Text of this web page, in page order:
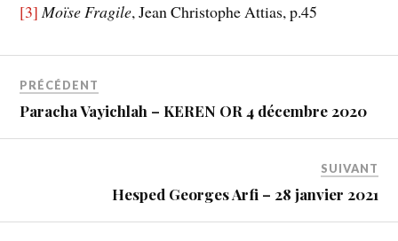
[3] Moïse Fragile, Jean Christophe Attias, p.45
PRÉCÉDENT
Paracha Vayichlah – KEREN OR 4 décembre 2020
SUIVANT
Hesped Georges Arfi – 28 janvier 2021